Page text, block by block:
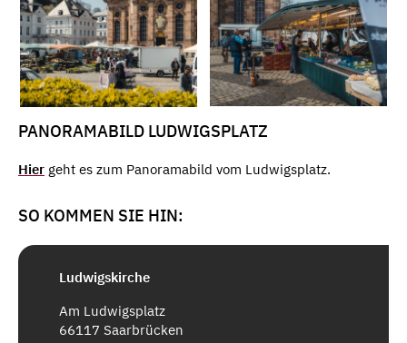
PANORAMABILD LUDWIGSPLATZ
Hier geht es zum Panoramabild vom Ludwigsplatz.
SO KOMMEN SIE HIN:
Ludwigskirche
Am Ludwigsplatz
66117 Saarbrücken